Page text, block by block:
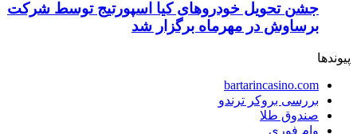
جشن تحویل خودروهای کیا اسپورتیج توسط شرکت
برساوش در مهرماه برگزار شد
پیوندها
bartarincasino.com
بررسی بروکر ترندو
صندوق طلا
وام فوری